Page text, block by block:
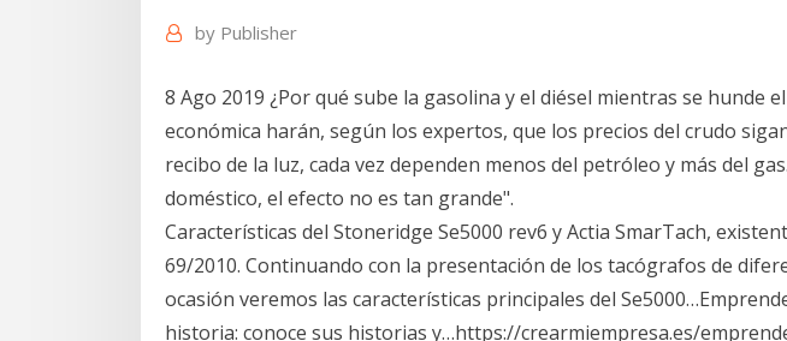
by Publisher
8 Ago 2019 ¿Por qué sube la gasolina y el diésel mientras se hunde
económica harán, según los expertos, que los precios del crudo
recibo de la luz, cada vez dependen menos del petróleo y más del
doméstico, el efecto no es tan grande".
Características del Stoneridge Se5000 rev6 y Actia SmarTach,
69/2010. Continuando con la presentación de los tacógrafos de
ocasión veremos las características principales del
historia: conoce sus historias y…https://crearmiempresa.es/